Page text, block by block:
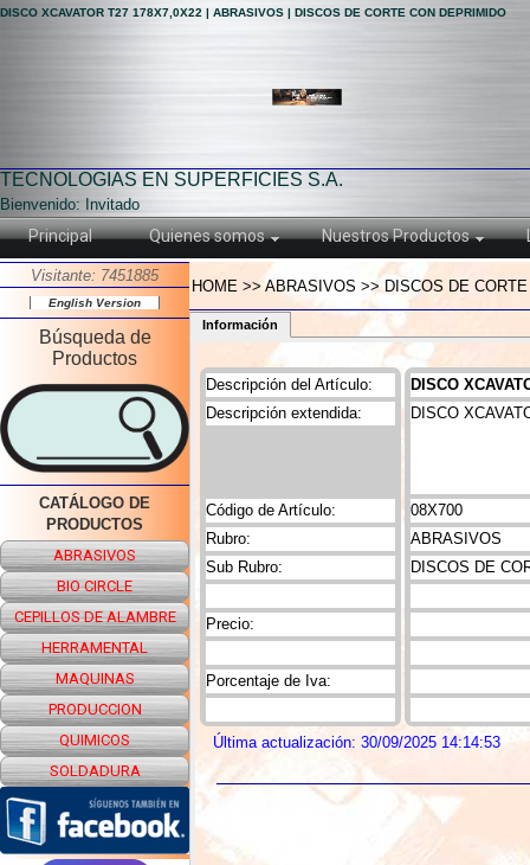
DISCO XCAVATOR T27 178X7,0X22 | ABRASIVOS | DISCOS DE CORTE CON DEPRIMIDO
TECNOLOGIAS EN SUPERFICIES S.A.
Bienvenido: Invitado
Principal Quienes somos Nuestros Productos
Visitante: 7451885
English Version
Búsqueda de
Productos
CATÁLOGO DE
PRODUCTOS
ABRASIVOS
BIO CIRCLE
CEPILLOS DE ALAMBRE
HERRAMENTAL
MAQUINAS
PRODUCCION
QUIMICOS
SOLDADURA
HOME >> ABRASIVOS >> DISCOS DE
Información
Descripción del Artículo:
Código de Artículo:
Rubro:
Sub Rubro:
Precio:
Descripción extendida:
Porcentaje de Iva:
DISCO
08X700
ABRASIVOS
DISCOS DE
DISCO
Última actualización: 30/09/2025 14:14:53